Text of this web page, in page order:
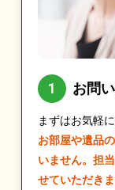
お問
まずはお気軽
お部屋や遺品
いません。担
せていただきま